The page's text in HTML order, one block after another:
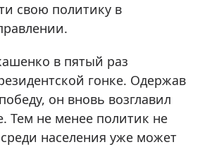
свою политику в
в пятый раз
гонке. Одержав
он вновь возглавил
Тем не менее политик не
населения уже может